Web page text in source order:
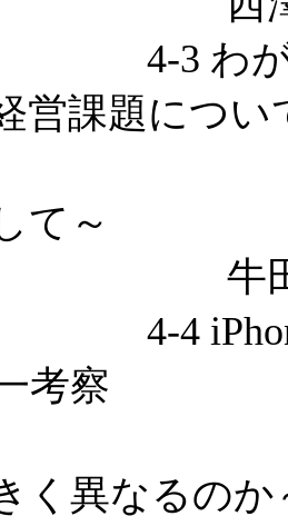
が国にお
営課題につい
て～
涼介
のマ
考察
く異なるのか